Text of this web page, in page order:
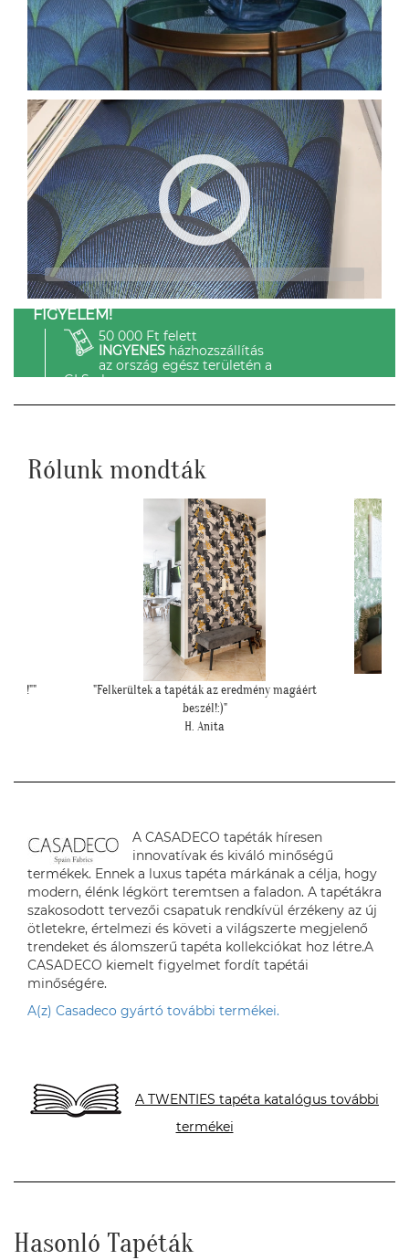
FIGYELEM!
50 000 Ft felett
INGYENESházhozszállítás
az ország egész területén a
GLS-el.
Rólunk mondták
""Elkészült a kép, gondoltam, hátha :)""
H. Sára
A CASADECO tapéták híresen
innovatívak és kiváló minőségű
termékek. Ennek a luxus tapéta márkának a célja, hogy
modern, élénk légkört teremtsen a faladon. A tapétákra
szakosodott tervezői csapatuk rendkívül érzékeny az új
ötletekre, értelmezi és követi a világszerte megjelenő
trendeket és álomszerű tapéta kollekciókat hoz létre.A
CASADECO kiemelt figyelmet fordít tapétái
minőségére.
A(z) Casadeco gyártó további termékei.
A TWENTIES tapéta katalógus további
termékei
Hasonló Tapéták